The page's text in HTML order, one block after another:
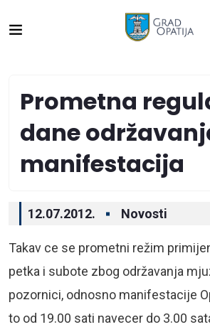
Prometna
dane
manifestacija
12.07.2012. Novosti
Takav ce se prometni režim
petka i subote zbog održavanja
pozornici, odnosno manifestacije
to od 19.00 sati navecer do 3.00